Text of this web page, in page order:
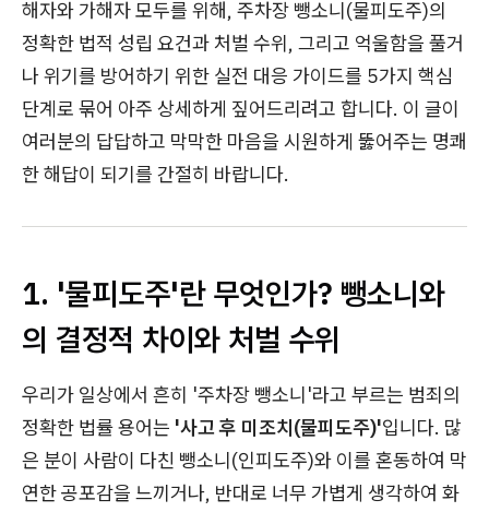
해자와 가해자 모두를 위해, 주차장 뺑소니(물피도주)의
정확한 법적 성립 요건과 처벌 수위, 그리고 억울함을 풀거
나 위기를 방어하기 위한 실전 대응 가이드를 5가지 핵심
단계로 묶어 아주 상세하게 짚어드리려고 합니다. 이 글이
여러분의 답답하고 막막한 마음을 시원하게 뚫어주는 명쾌
한 해답이 되기를 간절히 바랍니다.
1. '물피도주'란 무엇인가? 뺑소니와
의 결정적 차이와 처벌 수위
우리가 일상에서 흔히 '주차장 뺑소니'라고 부르는 범죄의
정확한 법률 용어는 '사고 후 미조치(물피도주)'입니다. 많
은 분이 사람이 다친 뺑소니(인피도주)와 이를 혼동하여 막
연한 공포감을 느끼거나, 반대로 너무 가볍게 생각하여 화